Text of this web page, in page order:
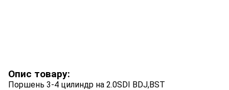
Опис товару:
Поршень 3-4 цилиндр на 2.0SDI BDJ,BST